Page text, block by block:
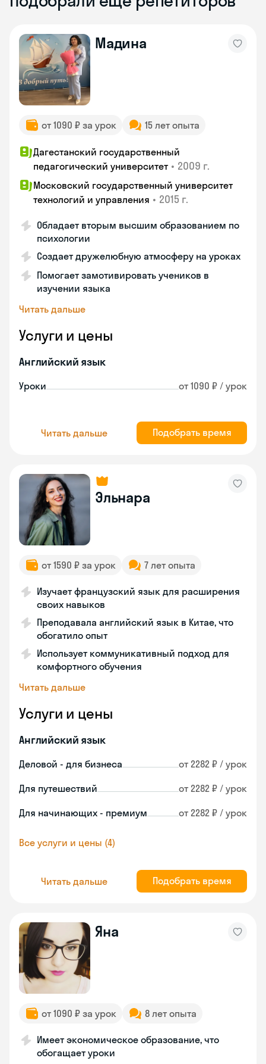
Мадина
от 1090 ₽ за урок 15 лет опыта
Дагестанский государственный
педагогический университет • 2009 г.
Московский государственный университет
технологий и управления • 2015 г.
Обладает вторым высшим образованием по
психологии
Создает дружелюбную атмосферу на уроках
Помогает замотивировать учеников в
изучении языка
Читать дальше
Услуги и цены
Английский язык
Уроки от 1090 ₽ / урок
Читать дальше Подобрать время
Эльнара
от 1590 ₽ за урок 7 лет опыта
Изучает французский язык для расширения
своих навыков
Преподавала английский язык в Китае, что
обогатило опыт
Использует коммуникативный подход для
комфортного обучения
Читать дальше
Услуги и цены
Английский язык
Деловой - для бизнеса от 2282 ₽ / урок
Для путешествий от 2282 ₽ / урок
Для начинающих - премиум от 2282 ₽ / урок
Все услуги и цены (4)
Читать дальше Подобрать время
Яна
от 1090 ₽ за урок 8 лет опыта
Имеет экономическое образование, что
обогащает уроки